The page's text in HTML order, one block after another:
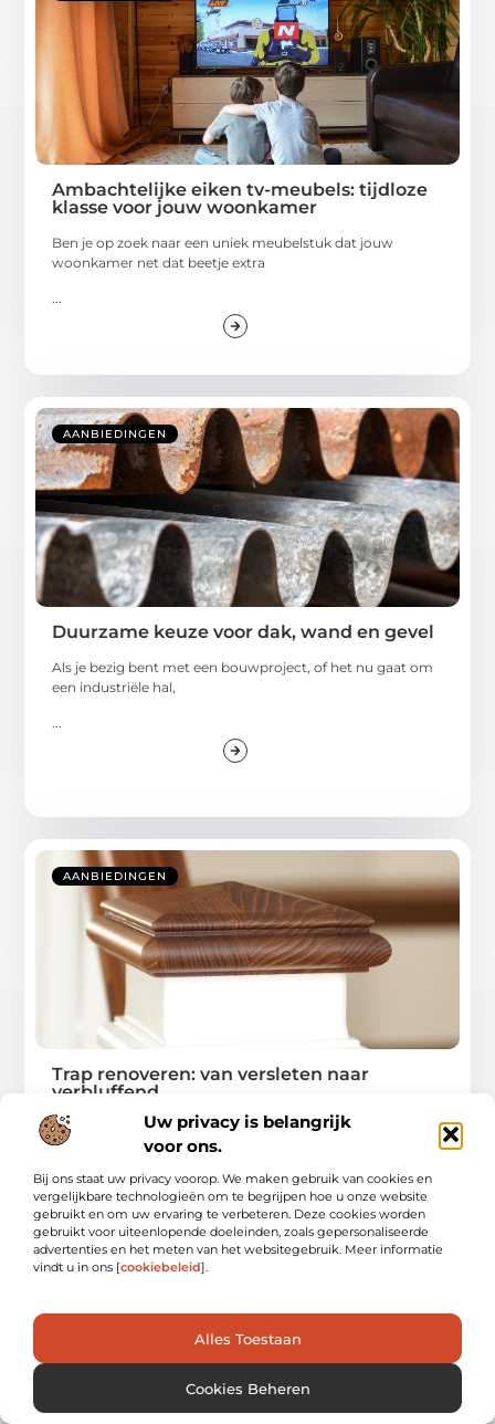
Uw privacy is belangrijk
voor ons.
Bij ons staat uw privacy voorop. We maken gebruik van cookies en
vergelijkbare technologieën om te begrijpen hoe u onze website
gebruikt en om uw ervaring te verbeteren. Deze cookies worden
gebruikt voor uiteenlopende doeleinden, zoals gepersonaliseerde
advertenties en het meten van het websitegebruik. Meer informatie
vindt u in ons [cookiebeleid].
Alles Toestaan
Cookies Beheren
Ambachtelijke eiken tv-meubels: tijdloze
klasse voor jouw woonkamer
Ben je op zoek naar een uniek meubelstuk dat jouw
woonkamer net dat beetje extra
...
AANBIEDINGEN
Duurzame keuze voor dak, wand en gevel
Als je bezig bent met een bouwproject, of het nu gaat om
een industriële hal,
...
AANBIEDINGEN
Trap renoveren: van versleten naar
verbluffend
Heb je ooit gedacht aan het renoveren van je trap?
Misschien is je trap versleten,
...
AANBIEDINGEN